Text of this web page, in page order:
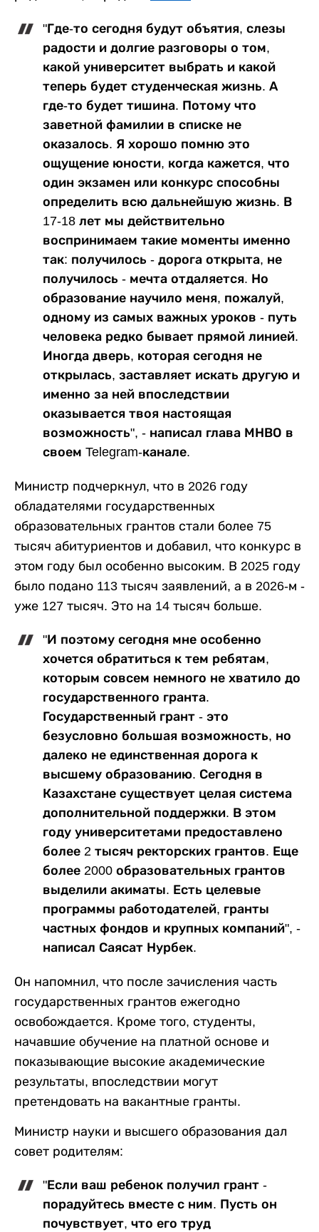
"Где-то сегодня будут объятия, слезы
радости и долгие разговоры о том,
какой университет выбрать и какой
теперь будет студенческая жизнь. А
где-то будет тишина. Потому что
заветной фамилии в списке не
оказалось. Я хорошо помню это
ощущение юности, когда кажется, что
один экзамен или конкурс способны
определить всю дальнейшую жизнь. В
17-18 лет мы действительно
воспринимаем такие моменты именно
так: получилось - дорога открыта, не
получилось - мечта отдаляется. Но
образование научило меня, пожалуй,
одному из самых важных уроков - путь
человека редко бывает прямой линией.
Иногда дверь, которая сегодня не
открылась, заставляет искать другую и
именно за ней впоследствии
оказывается твоя настоящая
возможность", - написал глава МНВО в
своем Telegram-канале.
Министр подчеркнул, что в 2026 году
обладателями государственных
образовательных грантов стали более 75
тысяч абитуриентов и добавил, что конкурс в
этом году был особенно высоким. В 2025 году
было подано 113 тысяч заявлений, а в 2026-м -
уже 127 тысяч. Это на 14 тысяч больше.
"И поэтому сегодня мне особенно
хочется обратиться к тем ребятам,
которым совсем немного не хватило до
государственного гранта.
Государственный грант - это
безусловно большая возможность, но
далеко не единственная дорога к
высшему образованию. Сегодня в
Казахстане существует целая система
дополнительной поддержки. В этом
году университетами предоставлено
более 2 тысяч ректорских грантов. Еще
более 2000 образовательных грантов
выделили акиматы. Есть целевые
программы работодателей, гранты
частных фондов и крупных компаний", -
написал Саясат Нурбек.
Он напомнил, что после зачисления часть
государственных грантов ежегодно
освобождается. Кроме того, студенты,
начавшие обучение на платной основе и
показывающие высокие академические
результаты, впоследствии могут
претендовать на вакантные гранты.
Министр науки и высшего образования дал
совет родителям:
"Если ваш ребенок получил грант -
порадуйтесь вместе с ним. Пусть он
почувствует, что его труд